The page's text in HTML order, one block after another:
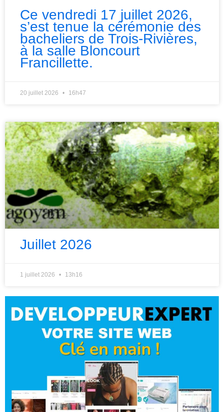
Ce vendredi 17 juillet 2026,
s’est tenue la cérémonie des
bacheliers de Trois-Rivières,
à la salle Bloncourt
Francillette.
20 juillet 2026 16h47
Juillet 2026
1 juillet 2026 13h16